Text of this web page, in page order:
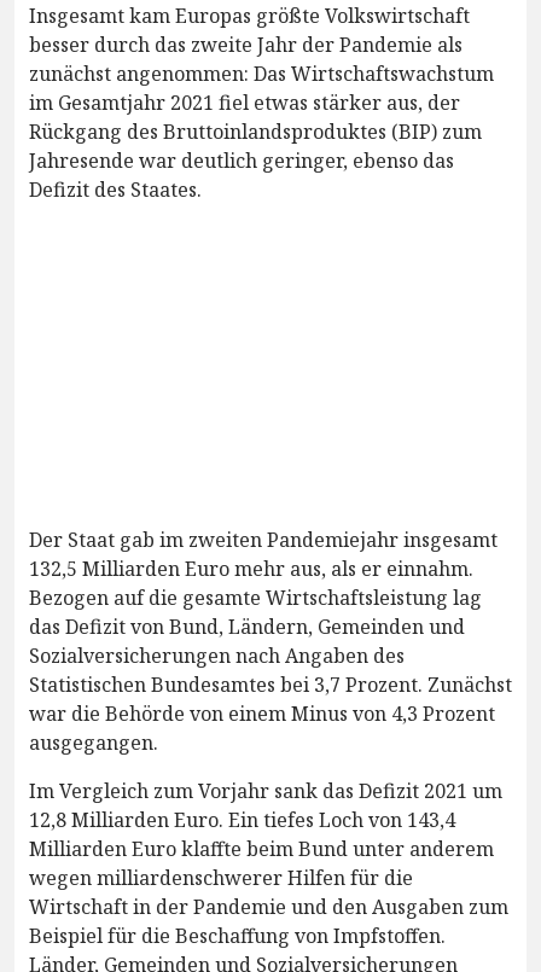
Insgesamt kam Europas größte Volkswirtschaft
besser durch das zweite Jahr der Pandemie als
zunächst angenommen: Das Wirtschaftswachstum
im Gesamtjahr 2021 fiel etwas stärker aus, der
Rückgang des Bruttoinlandsproduktes (BIP) zum
Jahresende war deutlich geringer, ebenso das
Defizit des Staates.
Der Staat gab im zweiten Pandemiejahr insgesamt
132,5 Milliarden Euro mehr aus, als er einnahm.
Bezogen auf die gesamte Wirtschaftsleistung lag
das Defizit von Bund, Ländern, Gemeinden und
Sozialversicherungen nach Angaben des
Statistischen Bundesamtes bei 3,7 Prozent. Zunächst
war die Behörde von einem Minus von 4,3 Prozent
ausgegangen.
Im Vergleich zum Vorjahr sank das Defizit 2021 um
12,8 Milliarden Euro. Ein tiefes Loch von 143,4
Milliarden Euro klaffte beim Bund unter anderem
wegen milliardenschwerer Hilfen für die
Wirtschaft in der Pandemie und den Ausgaben zum
Beispiel für die Beschaffung von Impfstoffen.
Länder, Gemeinden und Sozialversicherungen